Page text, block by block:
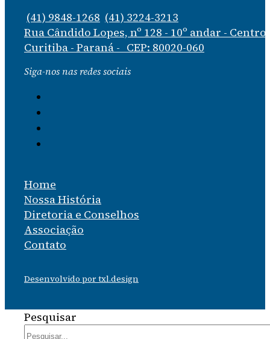
(41) 9848-1268 (41) 3224-3213
Rua Cândido Lopes, nº 128 - 10º andar - Centro
Curitiba - Paraná - CEP: 80020-060
Siga-nos nas redes sociais
Home
Nossa História
Diretoria e Conselhos
Associação
Contato
Desenvolvido por txl.design
Pesquisar